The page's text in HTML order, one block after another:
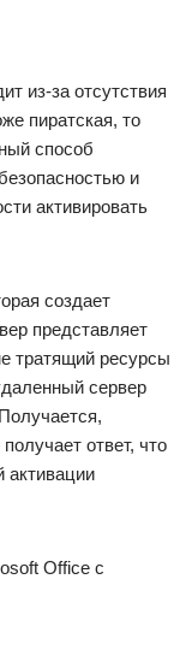
из-за отсутствия
пиратская, то
способ
и
активировать
создает
представляет
тратящий ресурсы
сервер
ответ, что
активации
Office с